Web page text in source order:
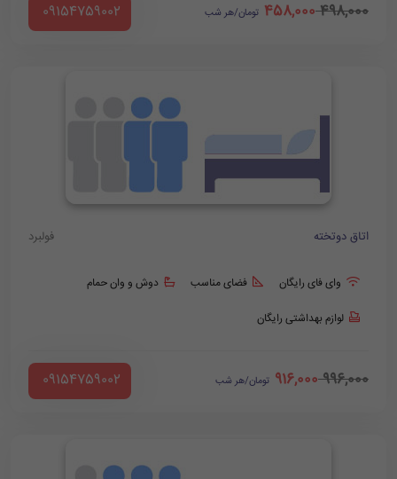
498,000
458,000 تومان/هر شب ‪ 09154759002
اتاق دوتخته فولبرد
وای فای رایگان فضای مناسب دوش و وان حمام
لوازم بهداشتی رایگان
996,000
916,000 تومان/هر شب ‪ 09154759002